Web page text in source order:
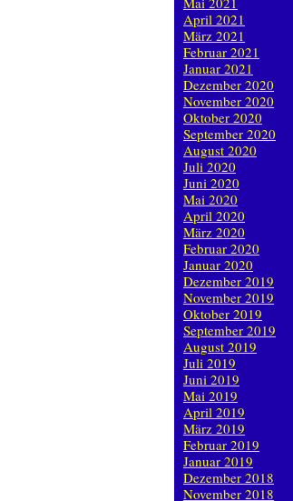
April 2021
März 2021
Februar 2021
Januar 2021
Dezember 2020
November 2020
Oktober 2020
September 2020
August 2020
Juli 2020
Juni 2020
Mai 2020
April 2020
März 2020
Februar 2020
Januar 2020
Dezember 2019
November 2019
Oktober 2019
September 2019
August 2019
Juli 2019
Juni 2019
Mai 2019
April 2019
März 2019
Februar 2019
Januar 2019
Dezember 2018
November 2018